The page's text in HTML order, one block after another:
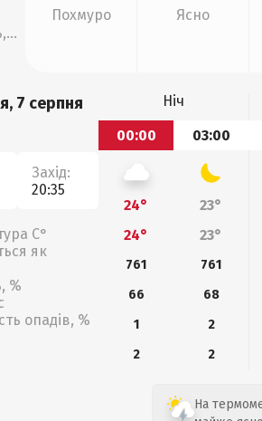
Похмуро Ясно
7 серпня
Захід:
20:35
С°
як
%
опадів, %
Ніч
00:00
03:00
24° 23°
24°
23°
761 761
66
68
1
2
2
2
На